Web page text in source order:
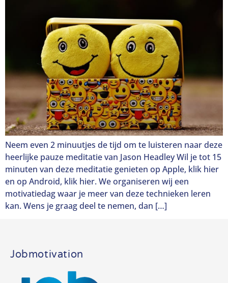
Neem even 2 minuutjes de tijd om te luisteren naar deze
heerlijke pauze meditatie van Jason Headley Wil je tot 15
minuten van deze meditatie genieten op Apple, klik hier
en op Android, klik hier. We organiseren wij een
motivatiedag waar je meer van deze technieken leren
kan. Wens je graag deel te nemen, dan […]
Jobmotivation